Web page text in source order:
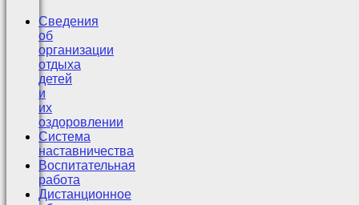
Сведения
об
организации
отдыха
детей
и
их
оздоровлении
Система
наставничества
Воспитательная
работа
Дистанционное